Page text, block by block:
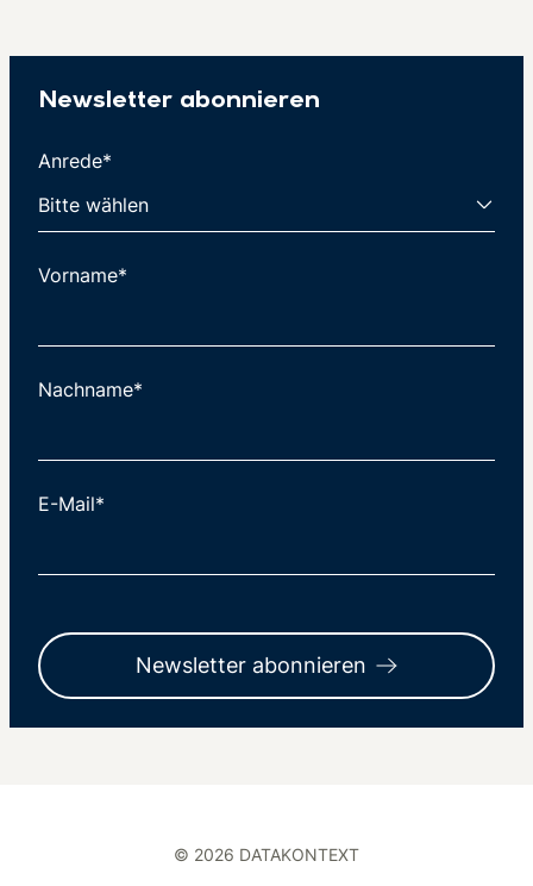
Newsletter abonnieren
Anrede*
Vorname*
Nachname*
E-Mail*
Newsletter abonnieren
© 2026 DATAKONTEXT